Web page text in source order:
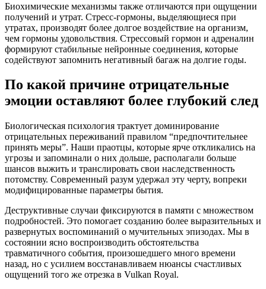
Биохимические механизмы также отличаются при ощущении
получений и утрат. Стресс-гормоны, выделяющиеся при
утратах, производят более долгое воздействие на организм,
чем гормоны удовольствия. Стрессовый гормон и адреналин
формируют стабильные нейронные соединения, которые
содействуют запомнить негативный багаж на долгие годы.
По какой причине отрицательные
эмоции оставляют более глубокий след
Биологическая психология трактует доминирование
отрицательных переживаний правилом “предпочтительнее
принять меры”. Наши праотцы, которые ярче откликались на
угрозы и запоминали о них дольше, располагали больше
шансов выжить и транслировать свои наследственность
потомству. Современный разум удержал эту черту, вопреки
модифицированные параметры бытия.
Деструктивные случаи фиксируются в памяти с множеством
подробностей. Это помогает созданию более выразительных и
развернутых воспоминаний о мучительных эпизодах. Мы в
состоянии ясно воспроизводить обстоятельства
травматичного события, произошедшего много времени
назад, но с усилием восстанавливаем нюансы счастливых
ощущений того же отрезка в Vulkan Royal.